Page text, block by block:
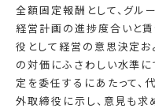
全額固定報酬として、グル
経営計画の進捗度合いと
役として経営の意思決定
の対価にふさわしい水準に
定を委任するにあたって
外取締役に示し、意見も求